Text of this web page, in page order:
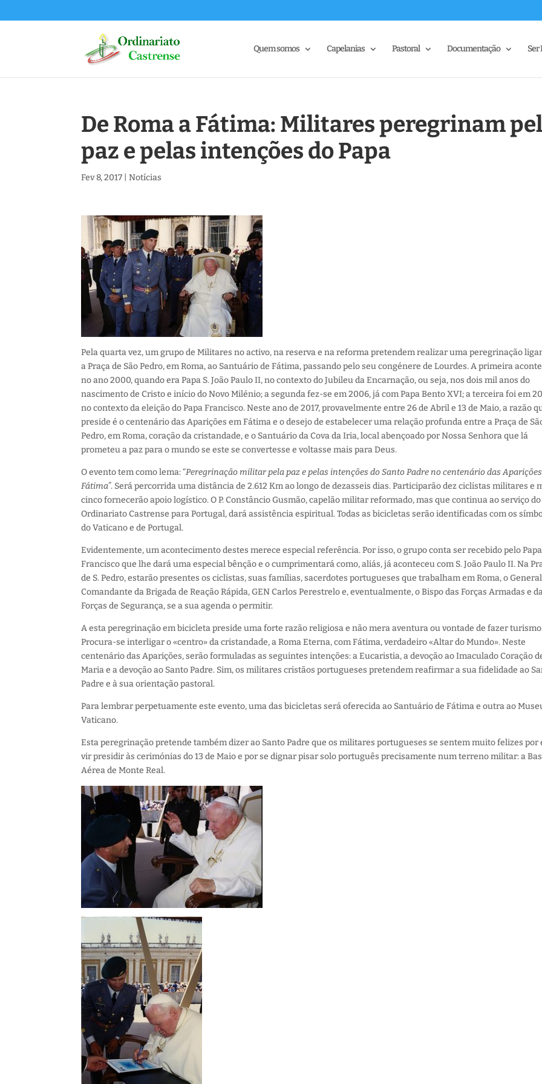
Quem somos Capelanias Pastoral Documentação Ser
De Roma a Fátima: Militares peregrinam
paz e pelas intenções do Papa
Fev 8, 2017 |Notícias
Pela quarta vez, um grupo de Militares no activo, na reserva e na reforma pretendem realizar uma peregrinação
a Praça de São Pedro, em Roma, ao Santuário de Fátima, passando pelo seu congénere de Lourdes.A primeira
no ano 2000, quando era Papa S. João Paulo II, no contexto do Jubileu da Encarnação, ou seja, nos dois mil anos do
nascimento de Cristo e início do Novo Milénio; a segunda fez-se em 2006, já com Papa Bento XVI; a terceira foi em
no contexto da eleição do Papa Francisco. Neste ano de 2017, provavelmente entre 26 de Abril e 13 de Maio, a razão
preside é o centenário das Aparições em Fátima e o desejo de estabelecer uma relação profunda entre a Praça de
Pedro, em Roma, coração da cristandade, e o Santuário da Cova da Iria, local abençoado por Nossa Senhora que lá
prometeu a paz para o mundo se este se convertesse e voltasse mais para Deus.
O evento tem como lema: “Peregrinação militar pela paz e pelas intenções do Santo Padre no centenário das
Fátima”. Será percorrida uma distância de 2.612 Km ao longo de dezasseis dias. Participarão dez ciclistas militares e
cinco fornecerão apoio logístico. O P. Constâncio Gusmão, capelão militar reformado, mas que continua ao serviço do
Ordinariato Castrense para Portugal, dará assistência espiritual. Todas as bicicletas serão identificadas com os
do Vaticano e de Portugal.
Evidentemente, um acontecimento destes merece especial referência. Por isso, o grupo conta ser recebido pelo Papa
Francisco que lhe dará uma especial bênção e o cumprimentará como, aliás, já aconteceu com S. João Paulo II. Na
de S. Pedro, estarão presentes os ciclistas, suas famílias, sacerdotes portugueses que trabalham em Roma, o General
Comandante da Brigada de Reação Rápida, GEN Carlos Perestrelo e, eventualmente, o Bispo das Forças Armadas e
Forças de Segurança, se a sua agenda o permitir.
A esta peregrinação em bicicleta preside uma forte razão religiosa e não mera aventura ou vontade de fazer
Procura-se interligar o «centro» da cristandade, a Roma Eterna, com Fátima, verdadeiro «Altar do Mundo». Neste
centenário das Aparições, serão formuladas as seguintes intenções: a Eucaristia, a devoção ao Imaculado Coração
Maria e a devoção ao Santo Padre. Sim, os militares cristãos portugueses pretendem reafirmar a sua fidelidade ao
Padre e à sua orientação pastoral.
Para lembrar perpetuamente este evento, uma das bicicletas será oferecida ao Santuário de Fátima e outra ao
Vaticano.
Esta peregrinação pretende também dizer ao Santo Padre que os militares portugueses se sentem muito felizes por
vir presidir às cerimónias do 13 de Maio e por se dignar pisar solo português precisamente num terreno militar: a
Aérea de Monte Real.